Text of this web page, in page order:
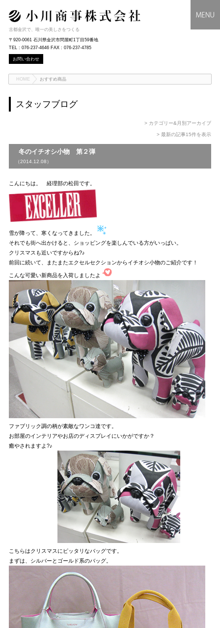
古都金沢で、唯一の美しさをつくる
〒920-0061 石川県金沢市問屋町1丁目59番地
TEL : 076-237-4646 FAX : 076-237-4785
お問い合わせ
HOME おすすめ商品
スタッフブログ
> カテゴリー&月別アーカイブ
> 最新の記事15件を表示
冬のイチオシ小物 第２弾
（2014.12.08）
こんにちは。 経理部の松田です。
雪が降って、寒くなってきました。
それでも街へ出かけると、ショッピングを楽しんでいる方がいっぱい。
クリスマスも近いですからね?♪
前回に続いて、またまたエクセルセクションからイチオシ小物のご紹介です！
こんな可愛い新商品を入荷しましたよ
ファブリック調の柄が素敵なワンコ達です。
お部屋のインテリアやお店のディスプレイにいかがですか？
癒やされますよ?♪
こちらはクリスマスにピッタリなバッグです。
まずは、シルバーとゴールド系のバッグ。